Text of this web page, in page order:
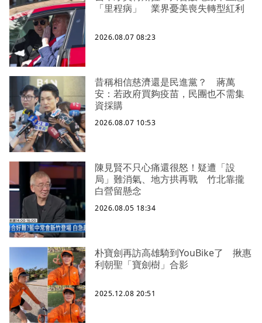
「里程病」 業界憂美喪失轉型紅利
2026.08.07 08:23
昔稱相信慈濟還是民進黨？ 蔣萬
安：若政府買夠疫苗，民團也不需集
資採購
2026.08.07 10:53
陳見賢不只心痛還很怒！疑遭「設
局」難消氣、地方拱再戰 竹北靠攏
白營留懸念
2026.08.05 18:34
朴寶劍再訪高雄騎到YouBike了 揪惠
利朝聖「寶劍樹」合影
2025.12.08 20:51